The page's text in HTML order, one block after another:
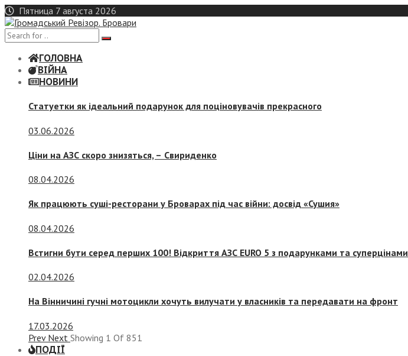
Skip
to
content
Пятница 7 августа 2026
ГОЛОВНА
ВІЙНА
НОВИНИ
Статуетки як ідеальний подарунок для поціновувачів прекрасного
03.06.2026
Ціни на АЗС скоро знизяться, – Свириденко
08.04.2026
Як працюють суші-ресторани у Броварах під час війни: досвід «Сушия»
08.04.2026
Встигни бути серед перших 100! Відкриття АЗС EURO 5 з подарунками та суперцінами
02.04.2026
На Вінничині гучні мотоцикли хочуть вилучати у власників та передавати на фронт
17.03.2026
Prev Next Showing 1 Of 851
ПОДІЇ